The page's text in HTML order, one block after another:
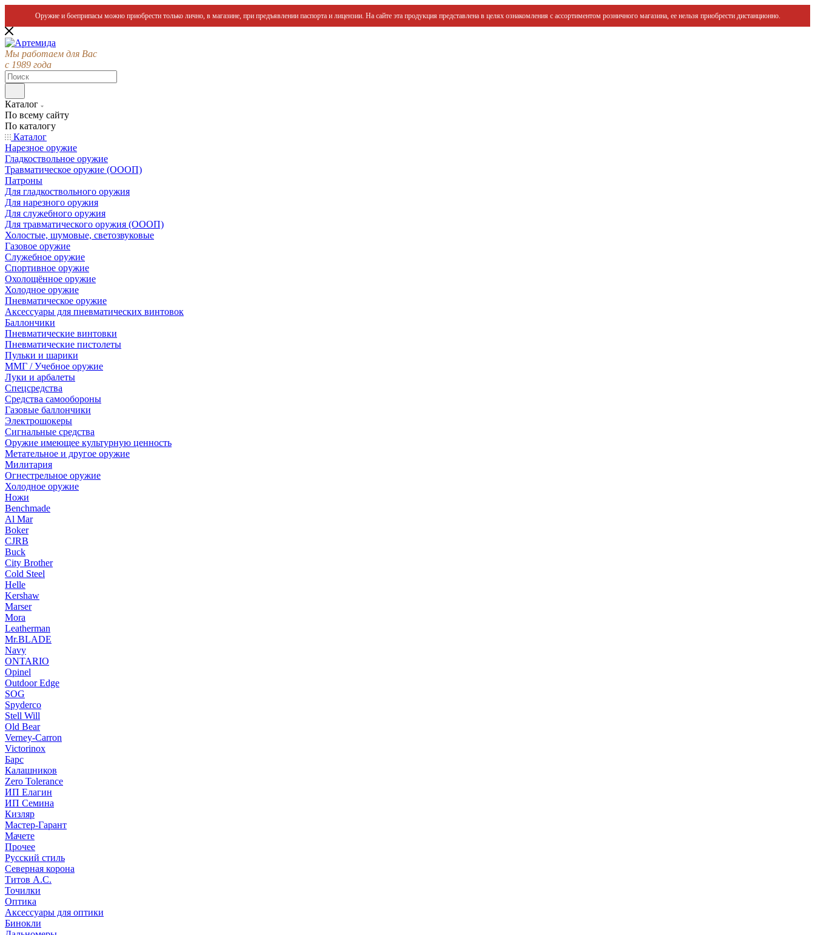
Оружие и боеприпасы можно приобрести только лично, в магазине, при предъявлении паспорта и лицензии. На сайте эта продукция представлена в целях ознакомления с ассортиментом розничного магазина, ее нельзя приобрести дистанционно.
Мы работаем для Вас
с 1989 года
Каталог
По всему сайту
По каталогу
Каталог
Нарезное оружие
Гладкоствольное оружие
Травматическое оружие (ОООП)
Патроны
Для гладкоствольного оружия
Для нарезного оружия
Для служебного оружия
Для травматического оружия (ОООП)
Холостые, шумовые, светозвуковые
Газовое оружие
Служебное оружие
Спортивное оружие
Охолощённое оружие
Холодное оружие
Пневматическое оружие
Аксессуары для пневматических винтовок
Баллончики
Пневматические винтовки
Пневматические пистолеты
Пульки и шарики
ММГ / Учебное оружие
Луки и арбалеты
Спецсредства
Средства самообороны
Газовые баллончики
Электрошокеры
Сигнальные средства
Оружие имеющее культурную ценность
Метательное и другое оружие
Милитария
Огнестрельное оружие
Холодное оружие
Ножи
Benchmade
Al Mar
Boker
CJRB
Buck
City Brother
Cold Steel
Helle
Kershaw
Marser
Mora
Leatherman
Mr.BLADE
Navy
ONTARIO
Opinel
Outdoor Edge
SOG
Spyderco
Stell Will
Old Bear
Verney-Carron
Victorinox
Барс
Калашников
Zero Tolerance
ИП Елагин
ИП Семина
Кизляр
Мастер-Гарант
Мачете
Прочее
Русский стиль
Северная корона
Титов А.С.
Точилки
Оптика
Аксессуары для оптики
Бинокли